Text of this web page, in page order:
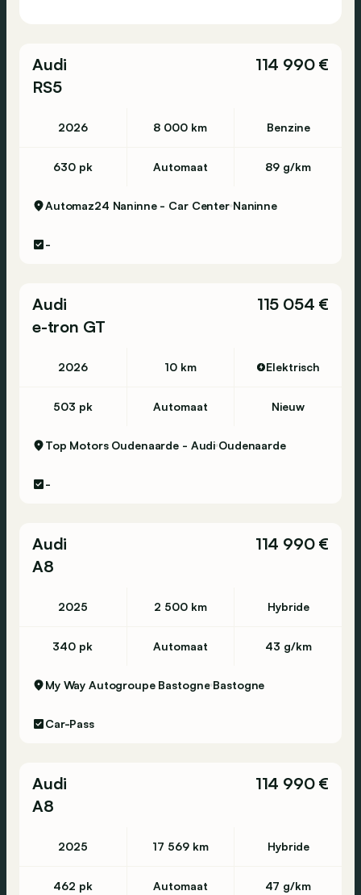
Audi
RS5
114 990 €
2026 8 000 km Benzine
630 pk Automaat 89 g/km
Automaz24 Naninne - Car Center Naninne
-
Audi
e-tron GT
115 054 €
2026 10 km Elektrisch
503 pk Automaat Nieuw
Top Motors Oudenaarde - Audi Oudenaarde
-
Audi
A8
114 990 €
2025 2 500 km Hybride
340 pk Automaat 43 g/km
My Way Autogroupe Bastogne Bastogne
Car-Pass
Audi
A8
114 990 €
2025 17 569 km Hybride
462 pk Automaat 47 g/km